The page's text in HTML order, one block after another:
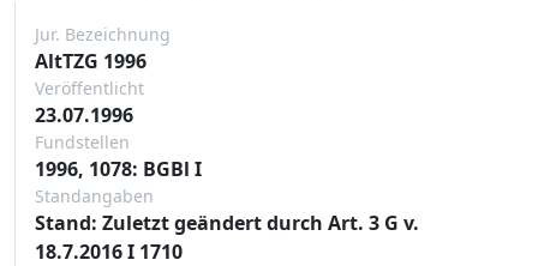
Jur. Bezeichnung
AltTZG 1996
Veröffentlicht
23.07.1996
Fundstellen
1996, 1078: BGBl I
Standangaben
Stand: Zuletzt geändert durch Art. 3 G v.
18.7.2016 I 1710